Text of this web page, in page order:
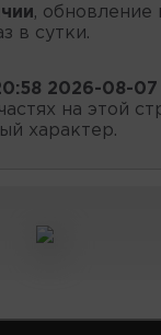
, обновление
в сутки.
2026-08-07
на этой
характер.